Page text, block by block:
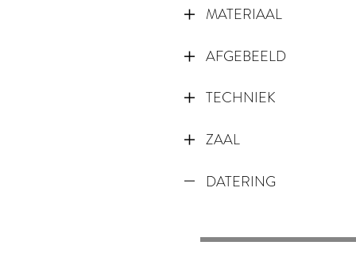
MATERIAAL
AFGEBEELD
TECHNIEK
ZAAL
DATERING